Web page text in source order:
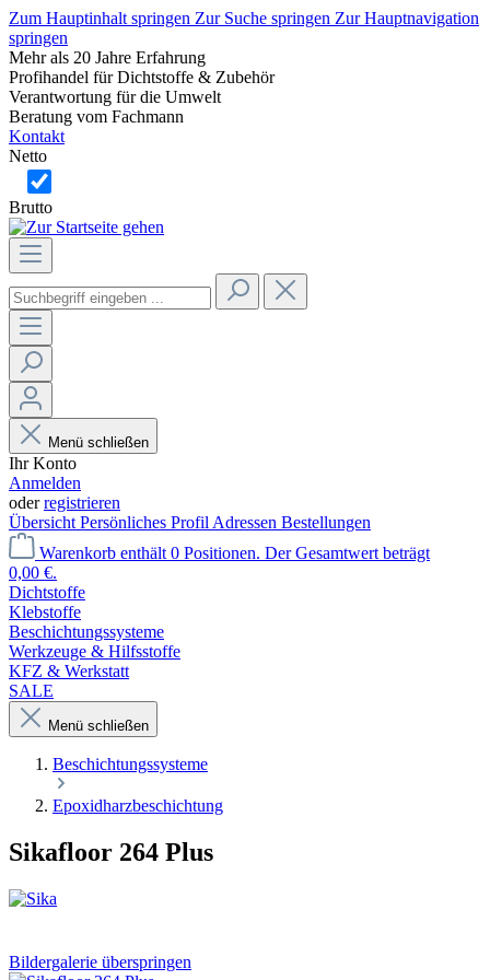
Zum Hauptinhalt springen Zur Suche springen Zur Hauptnavigation
springen
Mehr als 20 Jahre Erfahrung
Profihandel für Dichtstoffe & Zubehör
Verantwortung für die Umwelt
Beratung vom Fachmann
Kontakt
Netto
Brutto
Menü schließen
Ihr Konto
Anmelden
oderregistrieren
Übersicht Persönliches Profil Adressen Bestellungen
Warenkorb enthält 0 Positionen. Der Gesamtwert beträgt
0,00 €.
Dichtstoffe
Klebstoffe
Beschichtungssysteme
Werkzeuge & Hilfsstoffe
KFZ & Werkstatt
SALE
Menü schließen
Beschichtungssysteme
Epoxidharzbeschichtung
Sikafloor 264 Plus
Bildergalerie überspringen